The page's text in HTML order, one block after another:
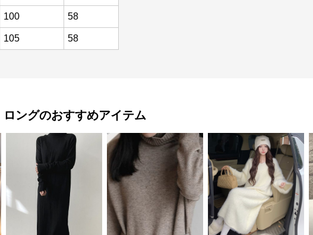
100 58
105 58
ロングのおすすめアイテム